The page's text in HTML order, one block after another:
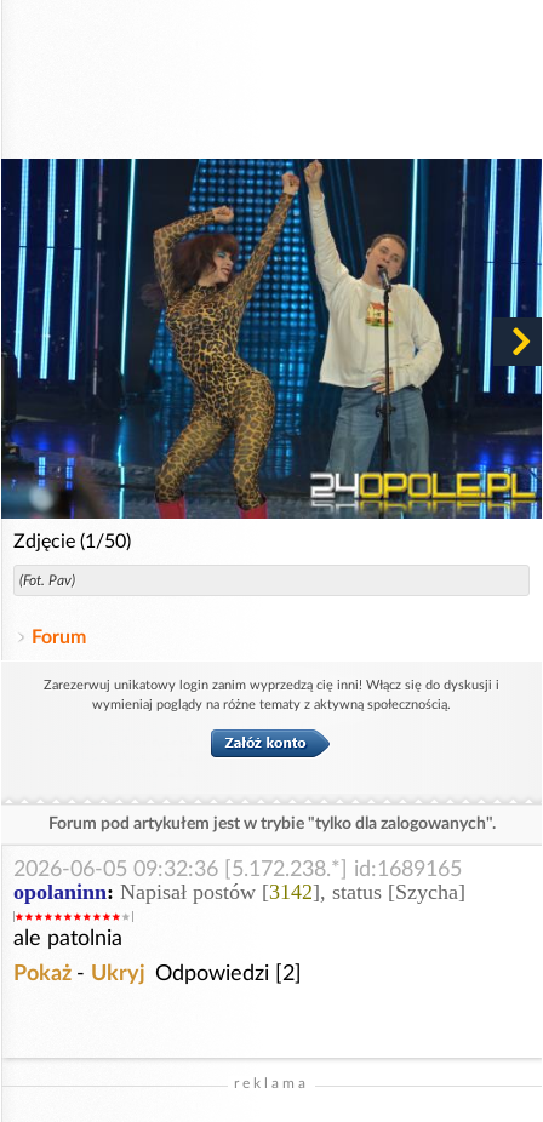
Zdjęcie (1/50)
(Fot. Pav)
Forum
Zarezerwuj unikatowy login zanim wyprzedzą cię inni! Włącz się do dyskusji i
wymieniaj poglądy na różne tematy z aktywną społecznością.
Forum pod artykułem jest w trybie "tylko dla zalogowanych".
2026-06-05 09:32:36 [5.172.238.*] id:1689165
opolaninn: Napisał postów [3142], status [Szycha]
ale patolnia
Pokaż - Ukryj Odpowiedzi [2]
reklama